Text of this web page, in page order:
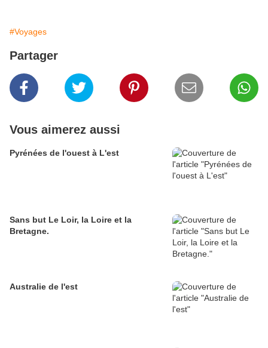
#Voyages
Partager
Vous aimerez aussi
Pyrénées de l'ouest à L'est
Sans but Le Loir, la Loire et la
Bretagne.
Australie de l'est